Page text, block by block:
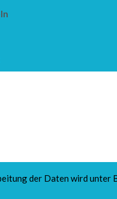
der Daten wird unter